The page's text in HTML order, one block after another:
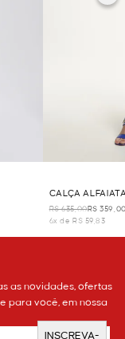
CALÇA
R$ 635,00R$
6x de R$ 59,83
as novidades, ofertas
para você, em nossa
INSCREVA-